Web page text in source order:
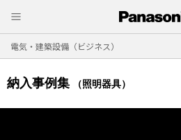
電気・建築設備（ビジネス）
納入事例集 （照明器具）